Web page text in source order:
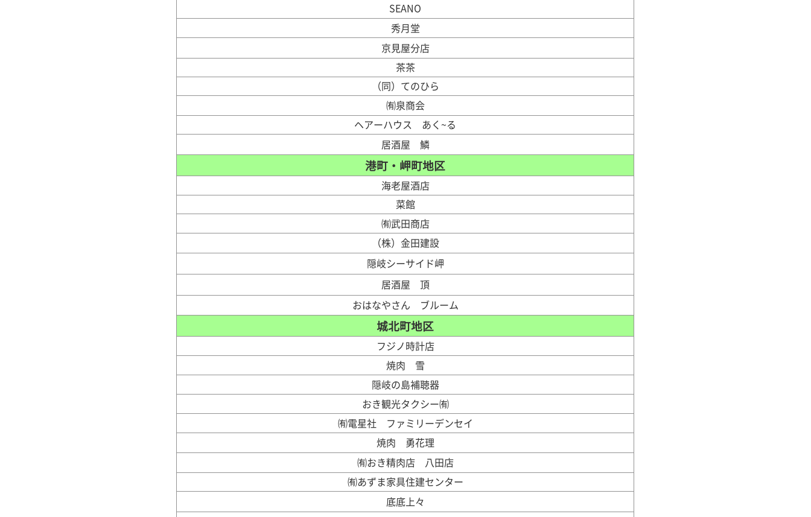
SEANO
秀月堂
京見屋分店
茶茶
（同）てのひら
㈲泉商会
ヘアーハウス あく~る
居酒屋 鱗
港町・岬町地区
海老屋酒店
菜館
㈲武田商店
（株）金田建設
隠岐シーサイド岬
居酒屋 頂
おはなやさん ブルーム
城北町地区
フジノ時計店
焼肉 雪
隠岐の島補聴器
おき観光タクシー㈲
㈲電星社 ファミリーデンセイ
焼肉 勇花理
㈲おき精肉店 八田店
㈲あずま家具住建センター
底底上々